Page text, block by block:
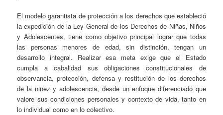
El modelo garantista de protección a los derechos que estableció
la expedición de la Ley General de los Derechos de Niñas, Niños
y Adolescentes, tiene como objetivo principal lograr que todas
las personas menores de edad, sin distinción, tengan un
desarrollo integral. Realizar esa meta exige que el Estado
cumpla a cabalidad sus obligaciones constitucionales de
observancia, protección, defensa y restitución de los derechos
de la niñez y adolescencia, desde un enfoque diferenciado que
valore sus condiciones personales y contexto de vida, tanto en
lo individual como en lo colectivo.